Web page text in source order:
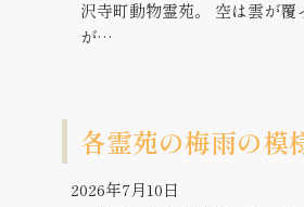
沢寺町動物霊苑。 空は雲が覆
が…
各霊苑の梅雨の模
2026年7月10日